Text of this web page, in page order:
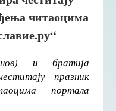
читаоцима
и братија
празник
портала